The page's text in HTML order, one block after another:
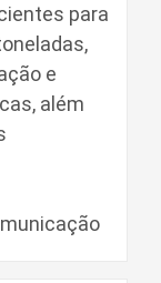
para
e
além